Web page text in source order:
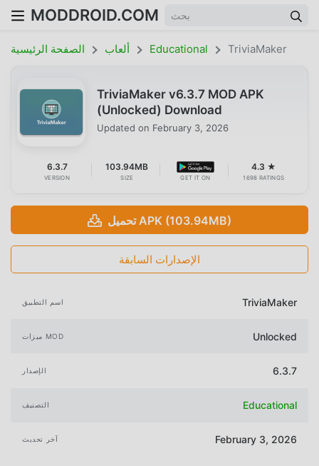
MODDROID.COM
الصفحة الرئيسية ألعاب Educational TriviaMaker
TriviaMaker v6.3.7 MOD APK
(Unlocked) Download
Updated on February 3, 2026
6.3.7
VERSION
103.94MB
SIZE GET IT ON
4.3 ★
1698 RATINGS
تحميل APK (103.94MB)
الإصدارات السابقة
اسم التطبيق TriviaMaker
ميزات MOD Unlocked
الإصدار 6.3.7
التصنيف Educational
آخر تحديث February 3, 2026